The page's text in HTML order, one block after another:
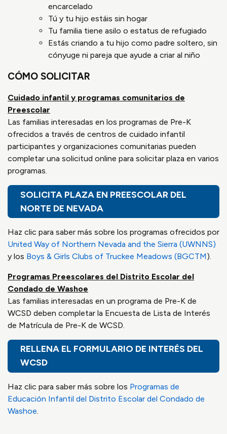
encarcelado
Tú y tu hijo estáis sin hogar
Tu familia tiene asilo o estatus de refugiado
Estás criando a tu hijo como padre soltero, sin
cónyuge ni pareja que ayude a criar al niño
CÓMO SOLICITAR
Cuidado infantil y programas comunitarios de
Preescolar
Las familias interesadas en los programas de Pre-K
ofrecidos a través de centros de cuidado infantil
participantes y organizaciones comunitarias pueden
completar una solicitud online para solicitar plaza en varios
programas.
SOLICITA PLAZA EN PREESCOLAR DEL
NORTE DE NEVADA
Haz clic para saber más sobre los programas ofrecidos por
United Way of Northern Nevada and the Sierra (UWNNS)
y los Boys & Girls Clubs of Truckee Meadows (BGCTM).
Programas Preescolares del Distrito Escolar del
Condado de Washoe
Las familias interesadas en un programa de Pre-K de
WCSD deben completar la Encuesta de Lista de Interés
de Matrícula de Pre-K de WCSD.
RELLENA EL FORMULARIO DE INTERÉS DEL
WCSD
Haz clic para saber más sobre los Programas de
Educación Infantil del Distrito Escolar del Condado de
Washoe.